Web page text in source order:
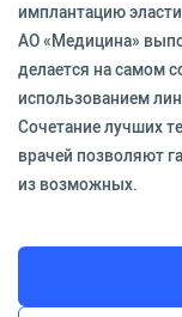
имплантацию
АО «Медицина»
делается на самом
использованием
Сочетание лучших
врачей позволяют
из возможных.